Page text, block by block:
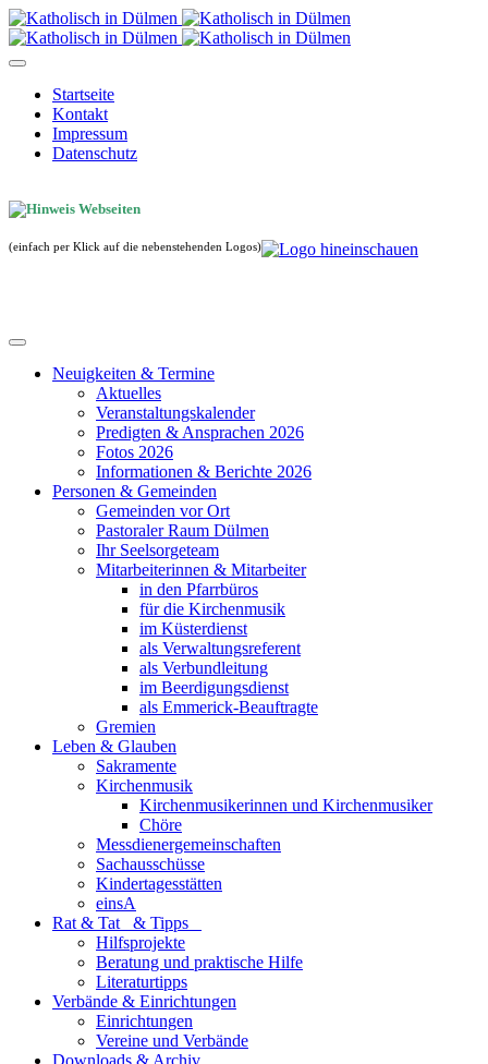
Startseite
Kontakt
Impressum
Datenschutz
(einfach per Klick auf die nebenstehenden Logos)
Neuigkeiten & Termine
Aktuelles
Veranstaltungskalender
Predigten & Ansprachen 2026
Fotos 2026
Informationen & Berichte 2026
Personen & Gemeinden
Gemeinden vor Ort
Pastoraler Raum Dülmen
Ihr Seelsorgeteam
Mitarbeiterinnen & Mitarbeiter
in den Pfarrbüros
für die Kirchenmusik
im Küsterdienst
als Verwaltungsreferent
als Verbundleitung
im Beerdigungsdienst
als Emmerick-Beauftragte
Gremien
Leben & Glauben
Sakramente
Kirchenmusik
Kirchenmusikerinnen und Kirchenmusiker
Chöre
Messdienergemeinschaften
Sachausschüsse
Kindertagesstätten
einsA
Rat & Tat & Tipps
Hilfsprojekte
Beratung und praktische Hilfe
Literaturtipps
Verbände & Einrichtungen
Einrichtungen
Vereine und Verbände
Downloads & Archiv